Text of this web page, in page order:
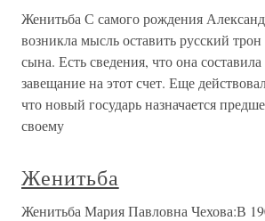
Женитьба С самого рождения
возникла мысль оставить русский
сына. Есть сведения, что она
завещание на этот счет. Еще
что новый государь назначается
своему
Женитьба
Женитьба Мария Павловна Чехова:В